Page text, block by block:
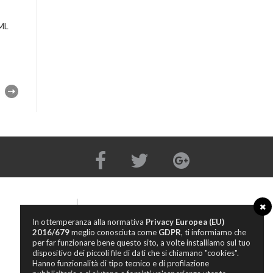
TERMINI E CONDIZIONI
PRIVACY POLICY
COOKIE POLICY
In ottemperanza alla normativa Privacy Europea (EU)
2016/679meglio conosciuta come GDPR, ti informiamo che
per far funzionare bene questo sito, a volte installiamo sul tuo
dispositivo dei piccoli file di dati che si chiamano "cookies".
Hanno funzionalità di tipo tecnico e di profilazione